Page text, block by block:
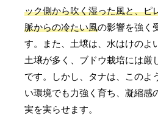
ック側から吹く湿った風と、ピ
脈からの冷たい風の影響を強く
す。また、土壌は、水はけのよ
土壌が多く、ブドウ栽培には厳
です。しかし、タナは、このよ
い環境でも力強く育ち、凝縮感
実を実らせます。